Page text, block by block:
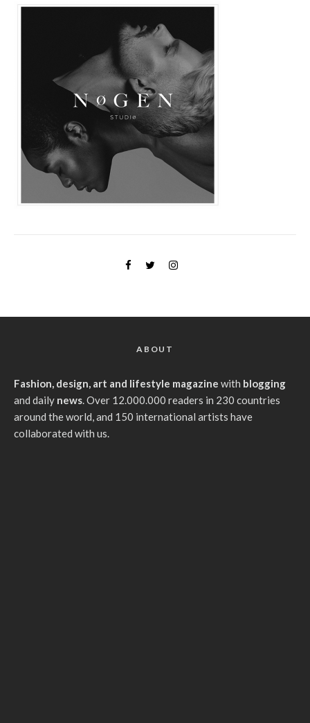
ABOUT
Fashion, design, art and lifestyle magazine with blogging
and daily news. Over 12.000.000 readers in 230 countries
around the world, and 150 international artists have
collaborated with us.